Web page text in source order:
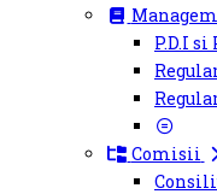
P.D.I
Comisii